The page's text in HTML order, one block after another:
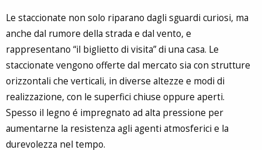
Le staccionate non solo riparano dagli sguardi curiosi, ma
anche dal rumore della strada e dal vento, e
rappresentano “il biglietto di visita” di una casa. Le
staccionate vengono offerte dal mercato sia con strutture
orizzontali che verticali, in diverse altezze e modi di
realizzazione, con le superfici chiuse oppure aperti.
Spesso il legno é impregnato ad alta pressione per
aumentarne la resistenza agli agenti atmosferici e la
durevolezza nel tempo.